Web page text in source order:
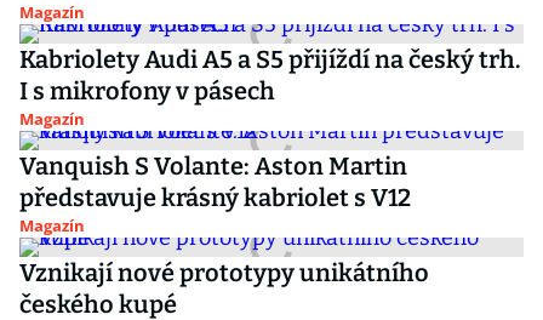
Magazín
Kabriolety Audi A5 a S5 přijíždí na český trh.
I s mikrofony v pásech
Magazín
Vanquish S Volante: Aston Martin
představuje krásný kabriolet s V12
Magazín
Vznikají nové prototypy unikátního
českého kupé